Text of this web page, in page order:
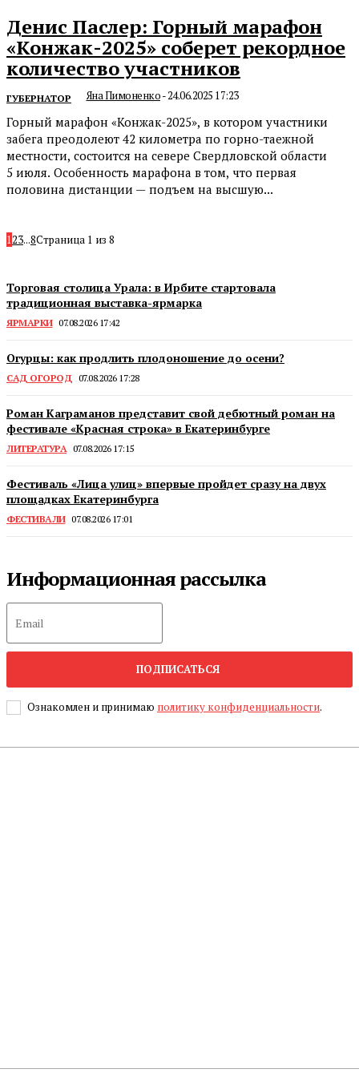
Денис Паслер: Горный марафон
«Конжак-2025» соберет рекордное
количество участников
ГУБЕРНАТОР Яна Пимоненко-24.06.2025 17:23
Горный марафон «Конжак-2025», в котором участники
забега преодолеют 42 километра по горно-таежной
местности, состоится на севере Свердловской области
5 июля. Особенность марафона в том, что первая
половина дистанции — подъем на высшую...
123...8Страница 1 из 8
Торговая столица Урала: в Ирбите стартовала
традиционная выставка-ярмарка
ЯРМАРКИ 07.08.2026 17:42
Огурцы: как продлить плодоношение до осени?
САД ОГОРОД 07.08.2026 17:28
Роман Каграманов представит свой дебютный роман на
фестивале «Красная строка» в Екатеринбурге
ЛИТЕРАТУРА 07.08.2026 17:15
Фестиваль «Лица улиц» впервые пройдет сразу на двух
площадках Екатеринбурга
ФЕСТИВАЛИ 07.08.2026 17:01
Информационная рассылка
ПОДПИСАТЬСЯ
Ознакомлен и принимаю политику конфиденциальности.